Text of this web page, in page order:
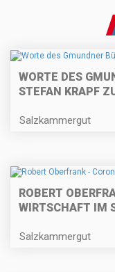
WORTE DES
STEFAN KRAPF
Salzkammergut
ROBERT
WIRTSCHAFT IM
Salzkammergut